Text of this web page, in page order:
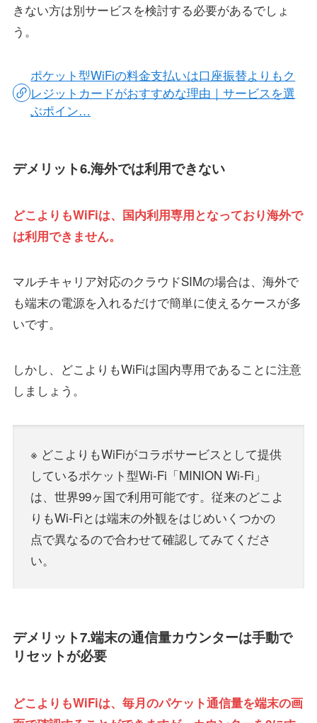
きない方は別サービスを検討する必要があるでしょ
う。
ポケット型WiFiの料金支払いは口座振替よりもク
レジットカードがおすすめな理由｜サービスを選
ぶポイン…
デメリット6.海外では利用できない
どこよりもWiFiは、国内利用専用となっており海外で
は利用できません。
マルチキャリア対応のクラウドSIMの場合は、海外で
も端末の電源を入れるだけで簡単に使えるケースが多
いです。
しかし、どこよりもWiFiは国内専用であることに注意
しましょう。
※ どこよりもWiFiがコラボサービスとして提供
しているポケット型Wi-Fi「MINION Wi-Fi」
は、世界99ヶ国で利用可能です。従来のどこよ
りもWi-Fiとは端末の外観をはじめいくつかの
点で異なるので合わせて確認してみてくださ
い。
デメリット7.端末の通信量カウンターは手動で
リセットが必要
どこよりもWiFiは、毎月のパケット通信量を端末の画